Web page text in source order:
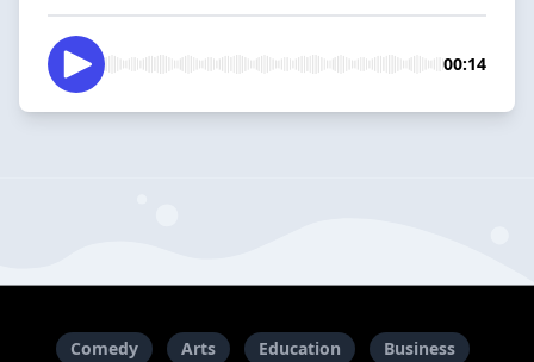
00:14
Comedy Arts Education
Business